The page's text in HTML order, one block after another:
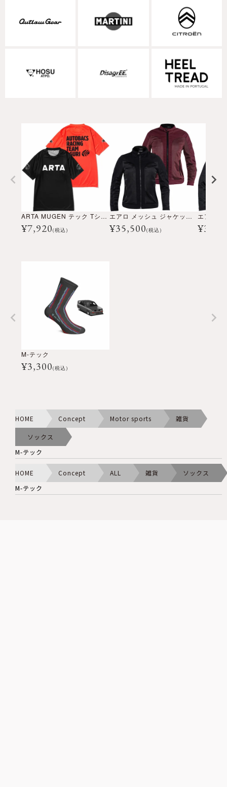
ARTA MUGEN テック Tシャツ
¥7,920(税込)
エアロ メッシュ ジャケット ウーマン
¥35,500(税込)
エアロ
¥
M-テック
¥3,300(税込)
HOME Concept Motor sports 雑貨
ソックス
M-テック
HOME Concept ALL 雑貨
ソックス
M-テック